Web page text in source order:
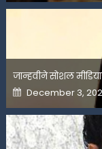
जान्हवीने सोशल
Posted
on
December 3,